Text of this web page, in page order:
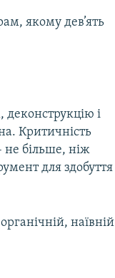
якому дев’ять
деконструкцію і
Критичність
не більше, ніж
для здобуття
наївній